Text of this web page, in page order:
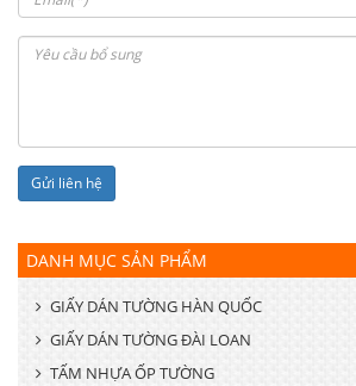
DANH MỤC SẢN PHẨM
GIẤY DÁN TƯỜNG HÀN QUỐC
GIẤY DÁN TƯỜNG ĐÀI LOAN
TẤM NHỰA ỐP TƯỜNG